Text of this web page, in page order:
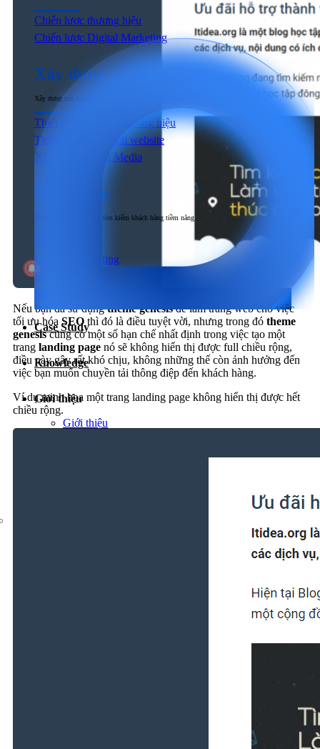
Chiến lược thương hiệu
Chiến lược Digital Marketing
Xây dựng
Xây dựng trải nghiệm người dùng đầu cuối tương tác với sản phẩm & dịch vụ
Thiết kế nhận diện thương hiệu
Thiết kế & Lập trình website
Xây dựng Social Media
Phát triển
Phát triển thương hiệu, tìm kiếm khách hàng tiềm năng
SEO
Content Marketing
Social Marketing
Quảng cáo trả phí
Dịch vụ chăm sóc website
Case Study
Knowledge
Giới thiệu
Giới thiệu
Nếu bạn đã sử dụngtheme genesisđể làm trang web cho việc
tối ưu hóa SEO thì đó là điều tuyệt vời, nhưng trong đó theme
genesiscũng có một số hạn chế nhất định trong việc tạo một
trang landing page nó sẽ không hiển thị được full chiều rộng,
điều này gây rất khó chịu, không những thế còn ảnh hưởng đến
việc bạn muốn chuyền tải thông điệp đến khách hàng.
Ví dụ minh họa một trang landing page không hiển thị được hết
chiều rộng.